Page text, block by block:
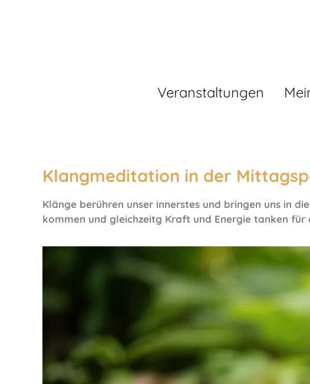
Veranstaltungen
Klangmeditation in der
Klänge berühren unser innerstes und bringen uns in
kommen und gleichzeitg Kraft und Energie tanken für